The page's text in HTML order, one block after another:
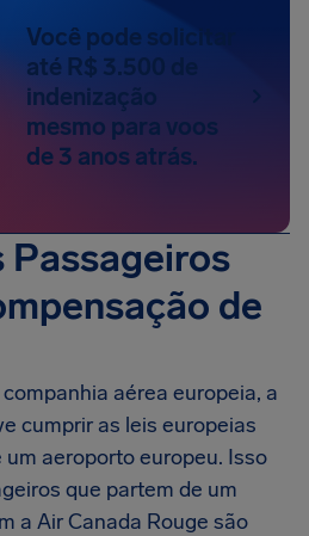
Você pode solicitar
até R$ 3.500 de
indenização
mesmo para voos
de 3 anos atrás.
Passageiros
de
aérea europeia, a
cumprir as leis europeias
aeroporto europeu. Isso
que partem de um
a Air Canada Rouge são